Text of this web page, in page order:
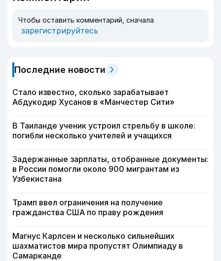
Чтобы оставить комментарий, сначала
зарегистрируйтесь
Последние новости
Стало известно, сколько зарабатывает
Абдукодир Хусанов в «Манчестер Сити»
В Таиланде ученик устроил стрельбу в школе:
погибли несколько учителей и учащихся
Задержанные зарплаты, отобранные документы:
в России помогли около 900 мигрантам из
Узбекистана
Трамп ввел ограничения на получение
гражданства США по праву рождения
Магнус Карлсен и несколько сильнейших
шахматистов мира пропустят Олимпиаду в
Самарканде